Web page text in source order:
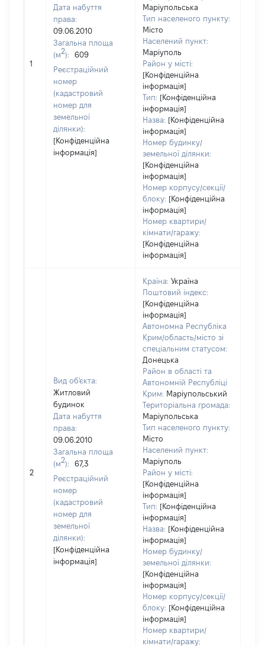
1
Дата набуття
права:
09.06.2010
Загальна площа
(м2):
609
Реєстраційний
номер
(кадастровий
номер для
земельної
ділянки):
[Конфіденційна
інформація]
Маріупольська
Тип населеного пункту:
Місто
Населений пункт:
Маріуполь
Район у місті:
[Конфіденційна
інформація]
Тип: [Конфіденційна
інформація]
Назва: [Конфіденційна
інформація]
Номер будинку/
земельної ділянки:
[Конфіденційна
інформація]
Номер корпусу/секції/
блоку: [Конфіденційна
інформація]
Номер квартири/
кімнати/гаражу:
[Конфіденційна
інформація]
2
Вид об'єкта:
Житловий
будинок
Дата набуття
права:
09.06.2010
Загальна площа
(м2):
67,3
Реєстраційний
номер
(кадастровий
номер для
земельної
ділянки):
[Конфіденційна
інформація]
Країна: Україна
Поштовий індекс:
[Конфіденційна
інформація]
Автономна Республіка
Крим/область/місто зі
спеціальним статусом:
Донецька
Район в області та
Автономній Республіці
Крим: Маріупольський
Територіальна громада:
Маріупольська
Тип населеного пункту:
Місто
Населений пункт:
Маріуполь
Район у місті:
[Конфіденційна
інформація]
Тип: [Конфіденційна
інформація]
Назва: [Конфіденційна
інформація]
Номер будинку/
земельної ділянки:
[Конфіденційна
інформація]
Номер корпусу/секції/
блоку: [Конфіденційна
інформація]
Номер квартири/
кімнати/гаражу: